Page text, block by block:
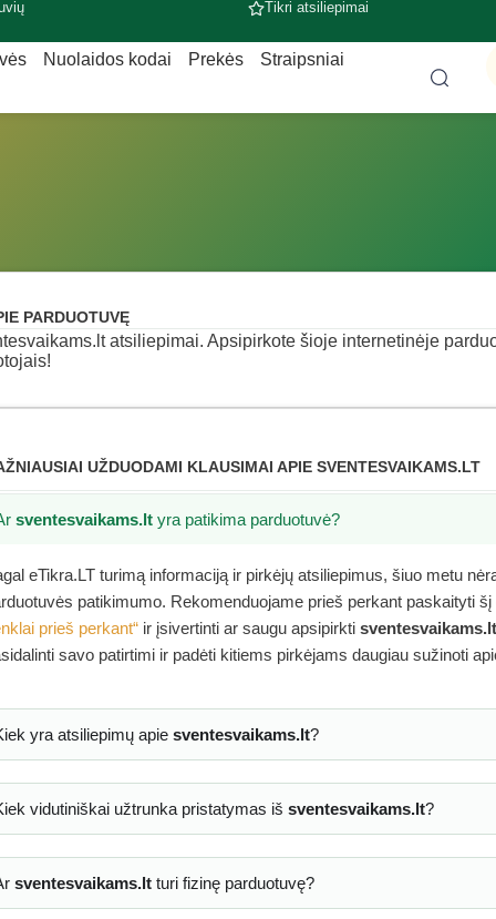
Tikri atsiliepimai
Nuolaidos kodai Prekės Straipsniai
PARDUOTUVĘ
atsiliepimai. Apsipirkote šioje internetinėje
UŽDUODAMI KLAUSIMAI APIE SVENTESVAIKAMS.LT
sventesvaikams.lt yra patikima parduotuvė?
eTikra.LT turimą informaciją ir pirkėjų atsiliepimus, šiuo metu
patikimumo. Rekomenduojame prieš perkant paskaityti šį
prieš perkant“ ir įsivertinti ar saugu apsipirkti sventesvaikams.lt
savo patirtimi ir padėti kitiems pirkėjams daugiau sužinoti
yra atsiliepimų apie sventesvaikams.lt?
vidutiniškai užtrunka pristatymas iš sventesvaikams.lt?
sventesvaikams.ltturi fizinę parduotuvę?